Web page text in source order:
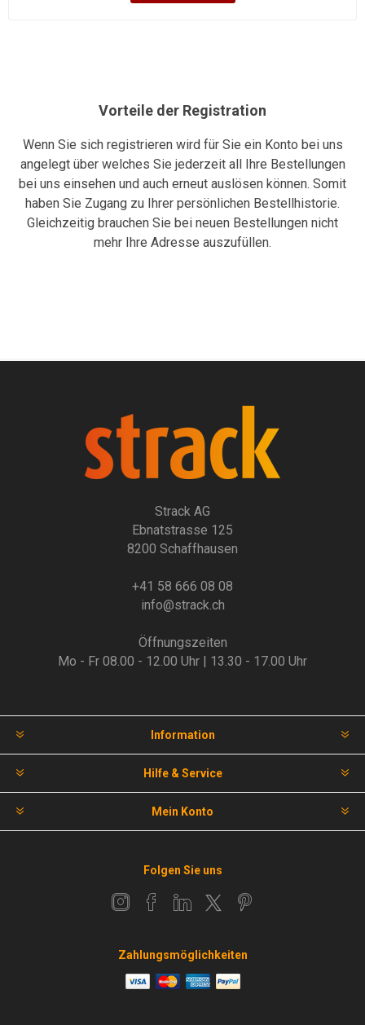
Vorteile der Registration
Wenn Sie sich registrieren wird für Sie ein Konto bei uns
angelegt über welches Sie jederzeit all Ihre Bestellungen
bei uns einsehen und auch erneut auslösen können. Somit
haben Sie Zugang zu Ihrer persönlichen Bestellhistorie.
Gleichzeitig brauchen Sie bei neuen Bestellungen nicht
mehr Ihre Adresse auszufüllen.
Strack AG
Ebnatstrasse 125
8200 Schaffhausen
+41 58 666 08 08
info@strack.ch
Öffnungszeiten
Mo - Fr 08.00 - 12.00 Uhr | 13.30 - 17.00 Uhr
Information
Hilfe & Service
Mein Konto
Folgen Sie uns
Zahlungsmöglichkeiten